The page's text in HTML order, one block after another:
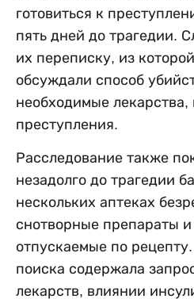
готовиться к
пять дней до трагедии.
их переписку, из
обсуждали способ
необходимые
преступления.
Расследование также
незадолго до трагедии
нескольких аптеках
снотворные препараты и
отпускаемые по
поиска содержала
лекарств, влиянии